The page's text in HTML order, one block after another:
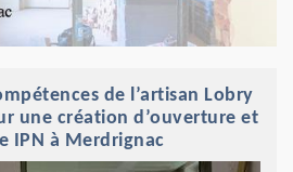
de l’artisan Lobry
une création d’ouverture et
IPN à Merdrignac